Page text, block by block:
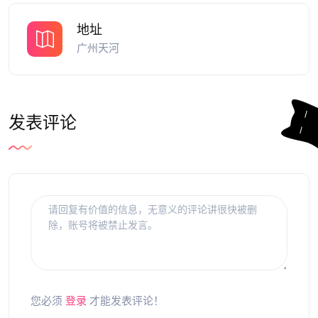
地址
广州天河
发表评论
您必须 登录 才能发表评论！